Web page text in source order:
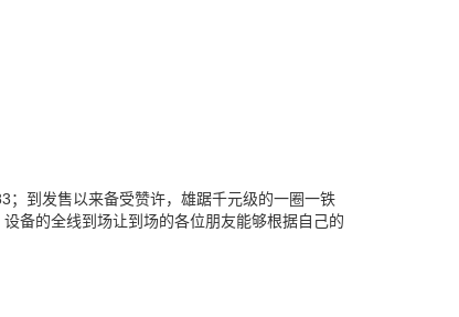
；到发售以来备受赞许，雄踞千元级的一圈一铁
备的全线到场让到场的各位朋友能够根据自己的